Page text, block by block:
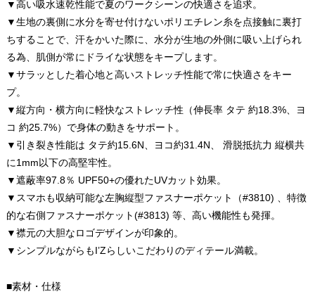
▼高い吸水速乾性能で夏のワークシーンの快適さを追求。
▼生地の裏側に水分を寄せ付けないポリエチレン糸を点接触に裏打
ちすることで、汗をかいた際に、水分が生地の外側に吸い上げられ
る為、肌側が常にドライな状態をキープします。
▼サラッとした着心地と高いストレッチ性能で常に快適さをキー
プ。
▼縦方向・横方向に軽快なストレッチ性（伸長率 タテ 約18.3%、ヨ
コ 約25.7%）で身体の動きをサポート。
▼引き裂き性能は タテ約15.6N、ヨコ約31.4N、 滑脱抵抗力 縦横共
に1mm以下の高堅牢性。
▼遮蔽率97.8％ UPF50+の優れたUVカット効果。
▼スマホも収納可能な左胸縦型ファスナーポケット（#3810) 、特徴
的な右側ファスナーポケット(#3813) 等、高い機能性も発揮。
▼襟元の大胆なロゴデザインが印象的。
▼シンプルながらもI’Zらしいこだわりのディテール満載。
■素材・仕様